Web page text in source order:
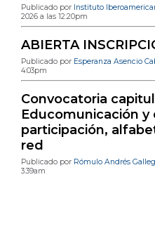
Publicado por Instituto
2026 a las 12:20pm
ABIERTA
Publicado por Esperanza Asencio
4:03pm
Convocatoria
Educomunicación
participación,
red
Publicado por Rómulo Andrés
3:39am